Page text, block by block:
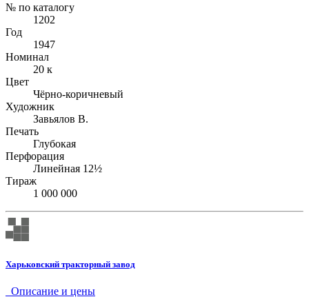
№ по каталогу
1202
Год
1947
Номинал
20 к
Цвет
Чёрно-коричневый
Художник
Завьялов В.
Печать
Глубокая
Перфорация
Линейная 12½
Тираж
1 000 000
Харьковский тракторный завод
Описание и цены